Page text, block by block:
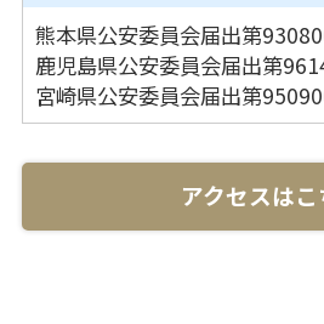
熊本県公安委員会届出第
鹿児島県公安委員会届出第
宮崎県公安委員会届出第
アクセスはこ